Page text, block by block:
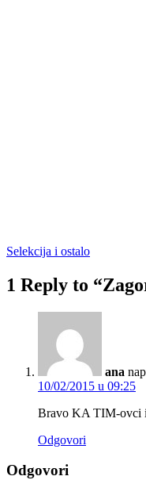
Selekcija i ostalo
1 Reply to
ana
10/02/2015 u 09:25
Bravo KA TIM-ovci
Odgovori
Odgovori